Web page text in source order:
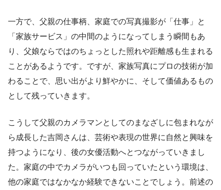
一方で、父親の仕事柄、家庭での写真撮影が「仕事」と
「家族サービス」の中間のようになってしまう瞬間もあ
り、父娘ならではのちょっとした照れや距離感も生まれる
ことがあるようです。ですが、家族写真にプロの技術が加
わることで、思い出がより鮮やかに、そして価値あるもの
として残っていきます。
こうして父親のカメラマンとしてのまなざしに包まれなが
ら成長した吉岡さんは、芸術や表現の世界に自然と興味を
持つようになり、後の女優活動へとつながっていきまし
た。家庭の中でカメラがいつも回っていたという環境は、
他の家庭ではなかなか経験できないことでしょう。前述の